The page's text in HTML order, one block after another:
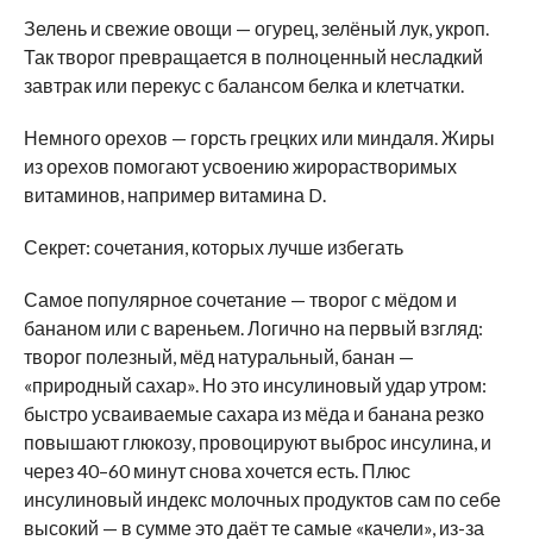
Зелень и свежие овощи — огурец, зелёный лук, укроп.
Так творог превращается в полноценный несладкий
завтрак или перекус с балансом белка и клетчатки.
Немного орехов — горсть грецких или миндаля. Жиры
из орехов помогают усвоению жирорастворимых
витаминов, например витамина D.
Секрет: сочетания, которых лучше избегать
Самое популярное сочетание — творог с мёдом и
бананом или с вареньем. Логично на первый взгляд:
творог полезный, мёд натуральный, банан —
«природный сахар». Но это инсулиновый удар утром:
быстро усваиваемые сахара из мёда и банана резко
повышают глюкозу, провоцируют выброс инсулина, и
через 40–60 минут снова хочется есть. Плюс
инсулиновый индекс молочных продуктов сам по себе
высокий — в сумме это даёт те самые «качели», из-за